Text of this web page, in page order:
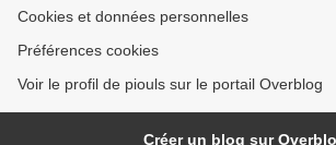
Cookies et données personnelles
Préférences cookies
Voir le profil de piouls sur le portail Overblog
Créer un blog sur